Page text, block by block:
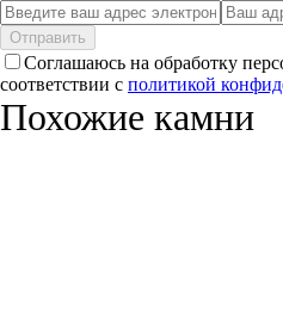
Отправить
Соглашаюсь на обработку
соответствии с политикой
Похожие камни